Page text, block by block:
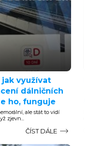
jak využívat
dálničních
ho, funguje
ale stát to vidí
zjevn...
ČÍST DÁLE